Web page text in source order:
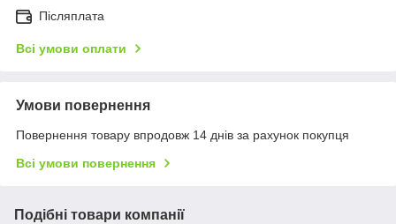
Післяплата
Всі умови оплати
Умови повернення
Повернення товару впродовж 14 днів за рахунок покупця
Всі умови повернення
Подібні товари компанії